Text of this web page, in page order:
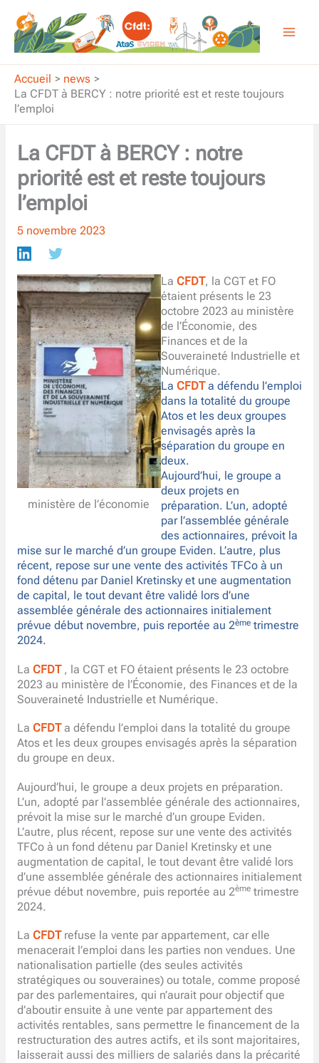
contenu
Accueil
news
La CFDT à BERCY : notre priorité est et reste toujours
l’emploi
La CFDT à BERCY : notre
priorité est et reste toujours
l’emploi
5 novembre 2023
ministère de l’économie
La CFDT, la CGT et FO
étaient présents le 23
octobre 2023 au ministère
de l’Économie, des
Finances et de la
Souveraineté Industrielle et
Numérique.
La CFDTa défendu l’emploi
dans la totalité du groupe
Atos et les deux groupes
envisagés après la
séparation du groupe en
deux.
Aujourd’hui, le groupe a
deux projets en
préparation. L’un, adopté
par l’assemblée générale
des actionnaires, prévoit la
mise sur le marché d’un groupe Eviden. L’autre, plus
récent, repose sur une vente des activités TFCo à un
fond détenu par Daniel Kretinsky et une augmentation
de capital, le tout devant être validé lors d’une
assemblée générale des actionnaires initialement
prévue début novembre, puis reportée au 2èmetrimestre
2024.
La CFDT , la CGT et FO étaient présents le 23 octobre
2023 au ministère de l’Économie, des Finances et de la
Souveraineté Industrielle et Numérique.
La CFDTa défendu l’emploi dans la totalité du groupe
Atos et les deux groupes envisagés après la séparation
du groupe en deux.
Aujourd’hui, le groupe a deux projets en préparation.
L’un, adopté par l’assemblée générale des actionnaires,
prévoit la mise sur le marché d’un groupe Eviden.
L’autre, plus récent, repose sur une vente des activités
TFCo à un fond détenu par Daniel Kretinsky et une
augmentation de capital, le tout devant être validé lors
d’une assemblée générale des actionnaires initialement
prévue début novembre, puis reportée au 2èmetrimestre
2024.
La CFDT refuse la vente par appartement, car elle
menacerait l’emploi dans les parties non vendues. Une
nationalisation partielle (des seules activités
stratégiques ou souveraines) ou totale, comme proposé
par des parlementaires, qui n’aurait pour objectif que
d’aboutir ensuite à une vente par appartement des
activités rentables, sans permettre le financement de la
restructuration des autres actifs, et ils sont majoritaires,
laisserait aussi des milliers de salariés dans la précarité